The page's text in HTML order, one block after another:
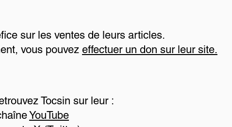
sur les ventes de leurs articles.
vous pouvez effectuer un don sur leur site.
Tocsin sur leur :
YouTube